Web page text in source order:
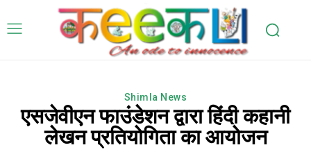
Shimla News
एसजेवीएन फाउंडेशन द्वारा हिंदी कहानी
लेखन प्रतियोगिता का आयोजन